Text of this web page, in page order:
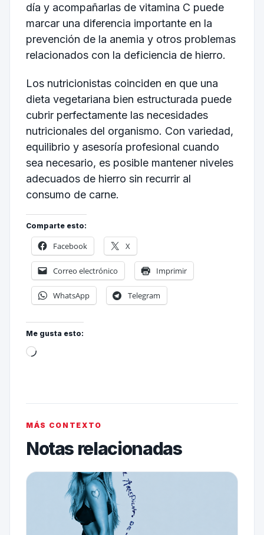
día y acompañarlas de vitamina C puede
marcar una diferencia importante en la
prevención de la anemia y otros problemas
relacionados con la deficiencia de hierro.
Los nutricionistas coinciden en que una
dieta vegetariana bien estructurada puede
cubrir perfectamente las necesidades
nutricionales del organismo. Con variedad,
equilibrio y asesoría profesional cuando
sea necesario, es posible mantener niveles
adecuados de hierro sin recurrir al
consumo de carne.
Comparte esto:
Facebook X
Correo electrónico Imprimir
WhatsApp Telegram
Me gusta esto:
MÁS CONTEXTO
Notas relacionadas